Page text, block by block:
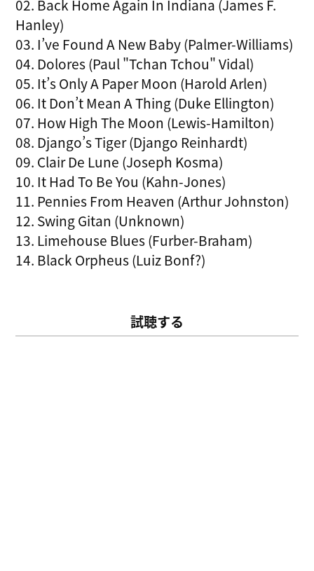
02. Back Home Again In Indiana (James F.
Hanley)
03. I’ve Found A New Baby (Palmer-Williams)
04. Dolores (Paul "Tchan Tchou" Vidal)
05. It’s Only A Paper Moon (Harold Arlen)
06. It Don’t Mean A Thing (Duke Ellington)
07. How High The Moon (Lewis-Hamilton)
08. Django’s Tiger (Django Reinhardt)
09. Clair De Lune (Joseph Kosma)
10. It Had To Be You (Kahn-Jones)
11. Pennies From Heaven (Arthur Johnston)
12. Swing Gitan (Unknown)
13. Limehouse Blues (Furber-Braham)
14. Black Orpheus (Luiz Bonf?)
試聴する